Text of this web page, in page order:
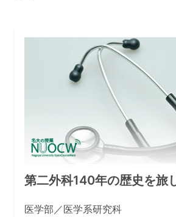
第二外科140年の歴史を旅
医学部／医学系研究科